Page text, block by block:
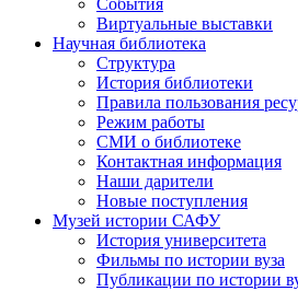
События
Виртуальные выставки
Научная библиотека
Структура
История библиотеки
Правила пользования
Режим работы
СМИ о библиотеке
Контактная информация
Наши дарители
Новые поступления
Музей истории САФУ
История университета
Фильмы по истории вуза
Публикации по истории